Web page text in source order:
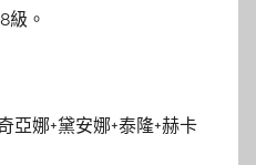
級。
亞娜+黛安娜+泰隆+赫卡